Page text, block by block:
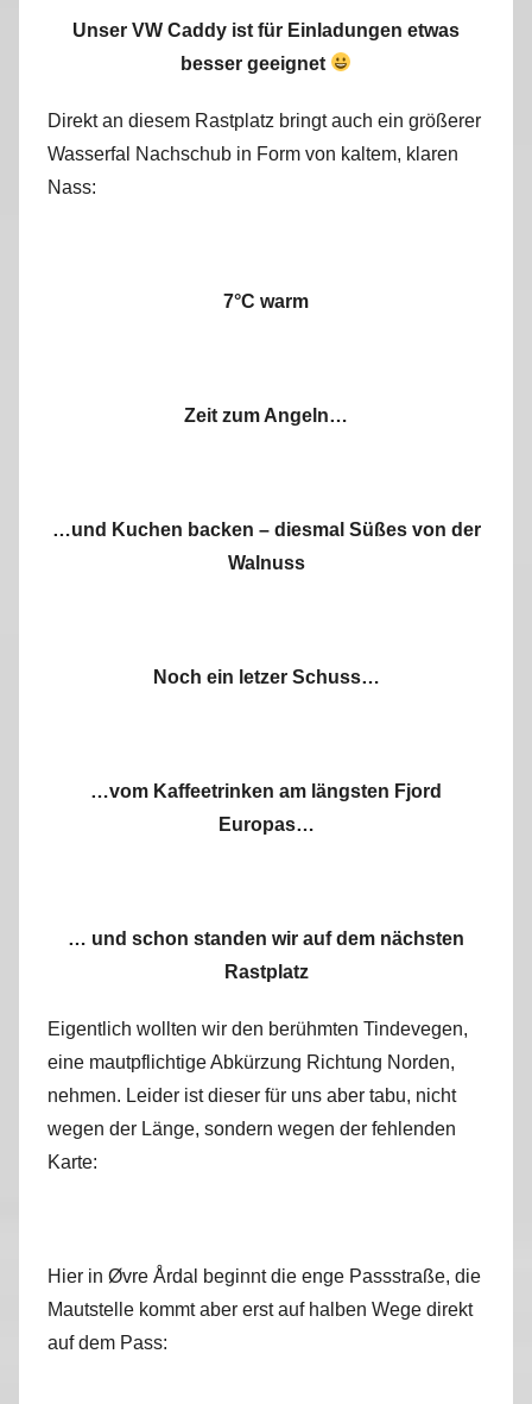
Unser VW Caddy ist für Einladungen etwas
besser geeignet
Direkt an diesem Rastplatz bringt auch ein größerer
Wasserfal Nachschub in Form von kaltem, klaren
Nass:
7°C warm
Zeit zum Angeln…
…und Kuchen backen – diesmal Süßes von der
Walnuss
Noch ein letzer Schuss…
…vom Kaffeetrinken am längsten Fjord
Europas…
… und schon standen wir auf dem nächsten
Rastplatz
Eigentlich wollten wir den berühmten Tindevegen,
eine mautpflichtige Abkürzung Richtung Norden,
nehmen. Leider ist dieser für uns aber tabu, nicht
wegen der Länge, sondern wegen der fehlenden
Karte:
Hier in Øvre Årdal beginnt die enge Passstraße, die
Mautstelle kommt aber erst auf halben Wege direkt
auf dem Pass: